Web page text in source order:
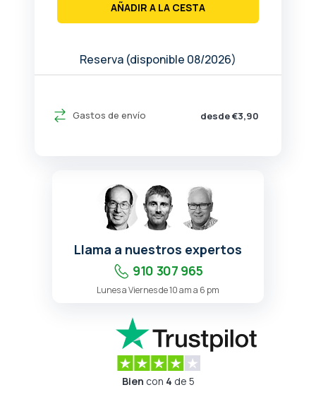
Gastos de envío desde €3,90
AÑADIR A LA CESTA
Reserva (disponible 08/2026)
Llama a nuestros expertos
910 307 965
Lunes a Viernes de 10 am a 6 pm
Bien con 4 de 5